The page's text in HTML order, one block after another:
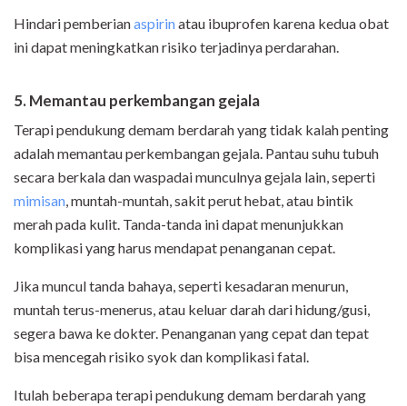
Hindari pemberianaspirinatau ibuprofen karena kedua obat
ini dapat meningkatkan risiko terjadinya perdarahan.
5. Memantau perkembangan gejala
Terapi pendukung demam berdarah yang tidak kalah penting
adalah memantau perkembangan gejala. Pantau suhu tubuh
secara berkala dan waspadai munculnya gejala lain, seperti
mimisan , muntah-muntah, sakit perut hebat, atau bintik
merah pada kulit. Tanda-tanda ini dapat menunjukkan
komplikasi yang harus mendapat penanganan cepat.
Jika muncul tanda bahaya, seperti kesadaran menurun,
muntah terus-menerus, atau keluar darah dari hidung/gusi,
segera bawa ke dokter. Penanganan yang cepat dan tepat
bisa mencegah risiko syok dan komplikasi fatal.
Itulah beberapa terapi pendukung demam berdarah yang